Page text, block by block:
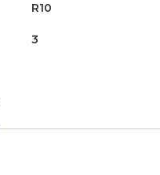
R10
3